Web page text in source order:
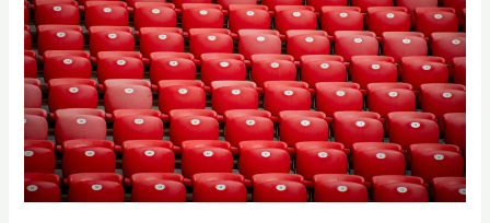
Nacen
los
Futbolistas
del
Futuro!